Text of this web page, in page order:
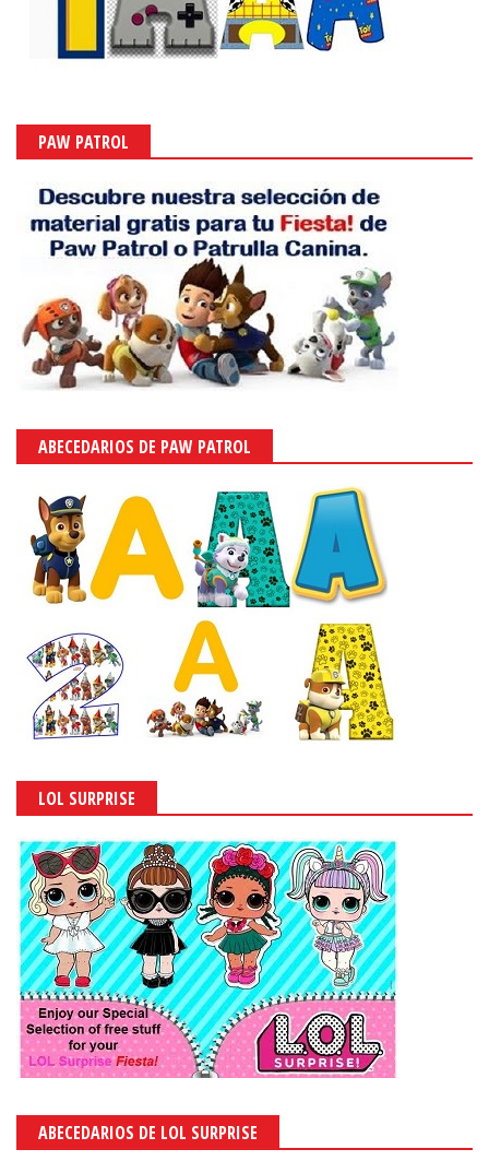
PAW PATROL
ABECEDARIOS DE PAW PATROL
LOL SURPRISE
ABECEDARIOS DE LOL SURPRISE